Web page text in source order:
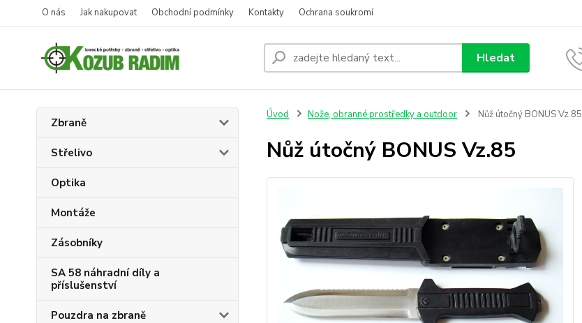
O nás Jak nakupovat Obchodní podmínky Kontakty Ochrana soukromí
Hledat
Zbraně
Střelivo
Optika
Montáže
Zásobníky
SA 58 náhradní díly a
příslušenství
Pouzdra na zbraně
Úvod Nože, obranné prostředky a outdoor Nůž útočný BONUS Vz.85
Nůž útočný BONUS Vz.85